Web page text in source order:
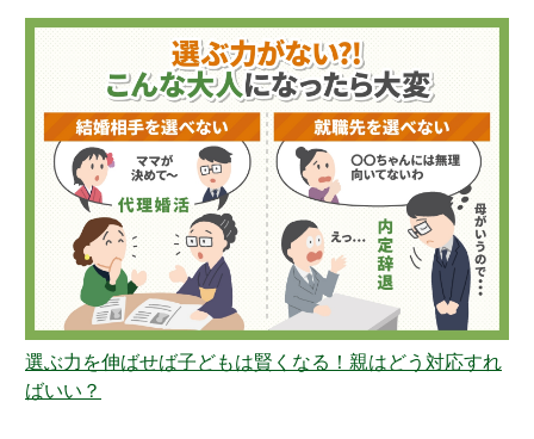
選ぶ力を伸ばせば子どもは賢くなる！親はどう対応すれ
ばいい？